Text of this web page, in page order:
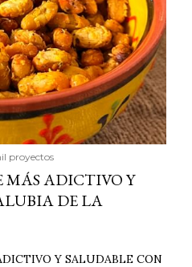
proyectos
MÁS ADICTIVO Y
DE LA
Y SALUDABLE CON